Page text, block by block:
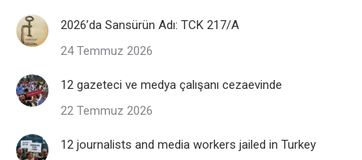
2026’da Sansürün Adı: TCK 217/A
24 Temmuz 2026
12 gazeteci ve medya çalışanı cezaevinde
22 Temmuz 2026
12 journalists and media workers jailed in Turkey